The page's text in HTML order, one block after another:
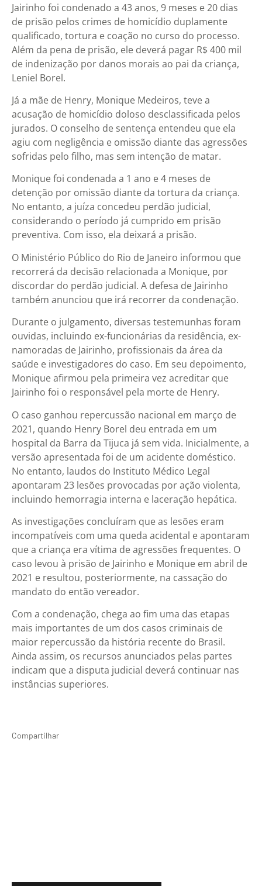
Jairinho foi condenado a 43 anos, 9 meses e 20 dias
de prisão pelos crimes de homicídio duplamente
qualificado, tortura e coação no curso do processo.
Além da pena de prisão, ele deverá pagar R$ 400 mil
de indenização por danos morais ao pai da criança,
Leniel Borel.
Já a mãe de Henry, Monique Medeiros, teve a
acusação de homicídio doloso desclassificada pelos
jurados. O conselho de sentença entendeu que ela
agiu com negligência e omissão diante das agressões
sofridas pelo filho, mas sem intenção de matar.
Monique foi condenada a 1 ano e 4 meses de
detenção por omissão diante da tortura da criança.
No entanto, a juíza concedeu perdão judicial,
considerando o período já cumprido em prisão
preventiva. Com isso, ela deixará a prisão.
O Ministério Público do Rio de Janeiro informou que
recorrerá da decisão relacionada a Monique, por
discordar do perdão judicial. A defesa de Jairinho
também anunciou que irá recorrer da condenação.
Durante o julgamento, diversas testemunhas foram
ouvidas, incluindo ex-funcionárias da residência, ex-
namoradas de Jairinho, profissionais da área da
saúde e investigadores do caso. Em seu depoimento,
Monique afirmou pela primeira vez acreditar que
Jairinho foi o responsável pela morte de Henry.
O caso ganhou repercussão nacional em março de
2021, quando Henry Borel deu entrada em um
hospital da Barra da Tijuca já sem vida. Inicialmente, a
versão apresentada foi de um acidente doméstico.
No entanto, laudos do Instituto Médico Legal
apontaram 23 lesões provocadas por ação violenta,
incluindo hemorragia interna e laceração hepática.
As investigações concluíram que as lesões eram
incompatíveis com uma queda acidental e apontaram
que a criança era vítima de agressões frequentes. O
caso levou à prisão de Jairinho e Monique em abril de
2021 e resultou, posteriormente, na cassação do
mandato do então vereador.
Com a condenação, chega ao fim uma das etapas
mais importantes de um dos casos criminais de
maior repercussão da história recente do Brasil.
Ainda assim, os recursos anunciados pelas partes
indicam que a disputa judicial deverá continuar nas
instâncias superiores.
Compartilhar